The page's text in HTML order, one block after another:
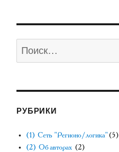
РУБРИКИ
(1) Сеть "Регионо/логика"(5)
(2) Об авторах (2)